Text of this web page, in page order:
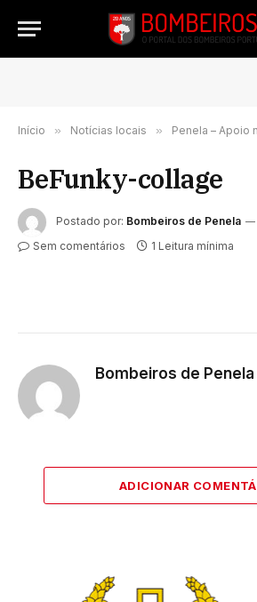
Início » Notícias locais » Penela – Apoio no
BeFunky-collage
Postado por: Bombeiros de Penela
Sem comentários
1 Leitura mínima
Bombeiros de Penela
ADICIONAR